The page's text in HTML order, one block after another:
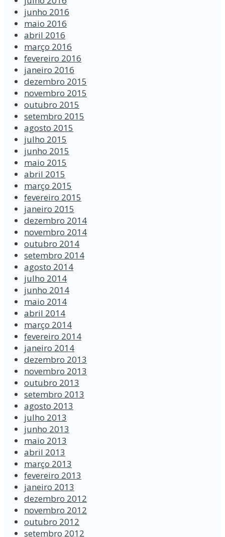
junho 2016
maio 2016
abril 2016
março 2016
fevereiro 2016
janeiro 2016
dezembro 2015
novembro 2015
outubro 2015
setembro 2015
agosto 2015
julho 2015
junho 2015
maio 2015
abril 2015
março 2015
fevereiro 2015
janeiro 2015
dezembro 2014
novembro 2014
outubro 2014
setembro 2014
agosto 2014
julho 2014
junho 2014
maio 2014
abril 2014
março 2014
fevereiro 2014
janeiro 2014
dezembro 2013
novembro 2013
outubro 2013
setembro 2013
agosto 2013
julho 2013
junho 2013
maio 2013
abril 2013
março 2013
fevereiro 2013
janeiro 2013
dezembro 2012
novembro 2012
outubro 2012
setembro 2012